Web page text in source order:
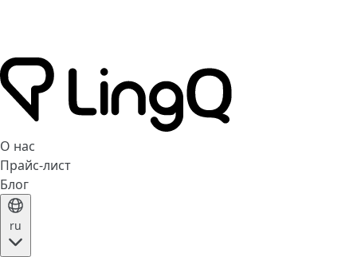
О нас
Прайс-лист
Блог
ru